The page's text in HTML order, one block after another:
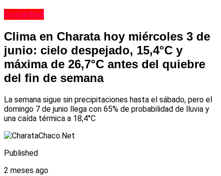
Sociedad
Clima en Charata hoy miércoles 3 de
junio: cielo despejado, 15,4°C y
máxima de 26,7°C antes del quiebre
del fin de semana
La semana sigue sin precipitaciones hasta el sábado, pero el
domingo 7 de junio llega con 65% de probabilidad de lluvia y
una caída térmica a 18,4°C
Published
2 meses ago